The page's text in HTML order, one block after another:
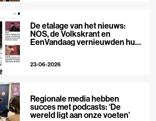
De etalage van het nieuws:
NOS, de Volkskrant en
EenVandaag vernieuwden hun
23-06-2026
Regionale media hebben
succes met podcasts: ‘De
wereld ligt aan onze voeten’